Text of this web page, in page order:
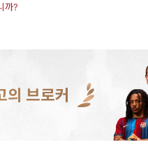
까?
의 브로커